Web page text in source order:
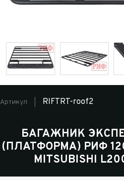
Артикул RIFTRT-roof2
БАГАЖНИК
(ПЛАТФОРМА) РИФ
MITSUBISHI